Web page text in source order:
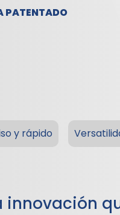
PATENTADO
y rápido
innovación